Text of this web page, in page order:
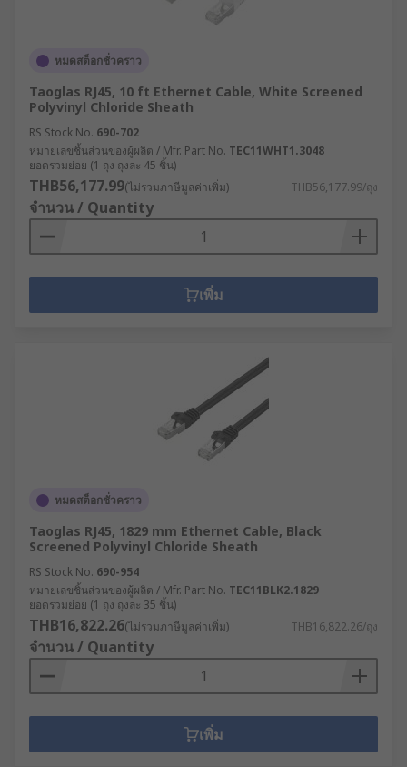
หมดสต็อกชั่วคราว
Taoglas RJ45, 10 ft Ethernet Cable, White Screened
Polyvinyl Chloride Sheath
RS Stock No. 690-702
หมายเลขชิ้นส่วนของผู้ผลิต / Mfr. Part No. TEC11WHT1.3048
ยอดรวมย่อย (1 ถุง ถุงละ 45 ชิ้น)
THB56,177.99(ไม่รวมภาษีมูลค่าเพิ่ม) THB56,177.99/ถุง
จำนวน / Quantity
เพิ่ม
หมดสต็อกชั่วคราว
Taoglas RJ45, 1829 mm Ethernet Cable, Black
Screened Polyvinyl Chloride Sheath
RS Stock No. 690-954
หมายเลขชิ้นส่วนของผู้ผลิต / Mfr. Part No. TEC11BLK2.1829
ยอดรวมย่อย (1 ถุง ถุงละ 35 ชิ้น)
THB16,822.26(ไม่รวมภาษีมูลค่าเพิ่ม) THB16,822.26/ถุง
จำนวน / Quantity
เพิ่ม